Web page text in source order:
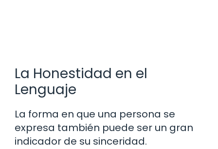
La Honestidad en el
Lenguaje
La forma en que una persona se
expresa también puede ser un gran
indicador de su sinceridad.